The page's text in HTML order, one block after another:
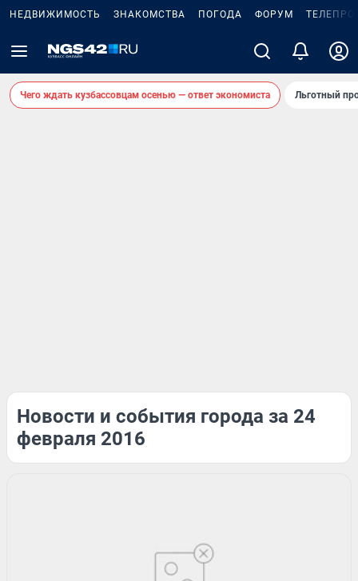
НЕДВИЖИМОСТЬ ЗНАКОМСТВА ПОГОДА ФОРУМ
Чего ждать кузбассовцам осенью — ответ экономиста Льготный
Новости и события города за 24
февраля 2016